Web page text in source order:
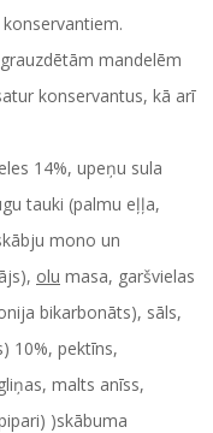
mandelēm
konservantus, kā arī
14%, upeņu sula
tauki (palmu eļļa,
mono un
olu masa, garšvielas
bikarbonāts), sāls,
10%, pektīns,
malts anīss,
)skābuma